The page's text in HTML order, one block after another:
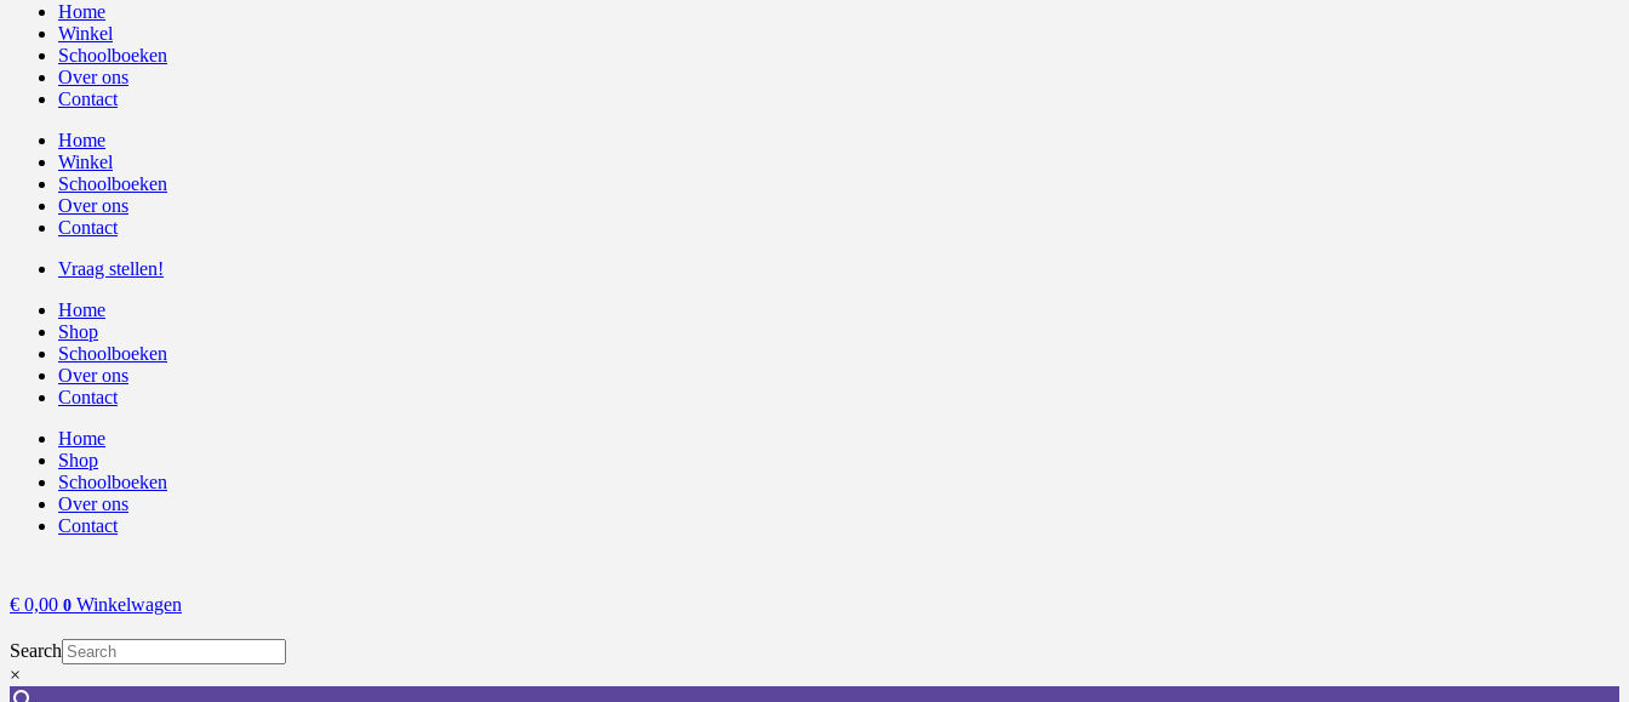
Home
Winkel
Schoolboeken
Over ons
Contact
Home
Winkel
Schoolboeken
Over ons
Contact
Vraag stellen!
Home
Shop
Schoolboeken
Over ons
Contact
Home
Shop
Schoolboeken
Over ons
Contact
€ 0,00 0 Winkelwagen
Search
×